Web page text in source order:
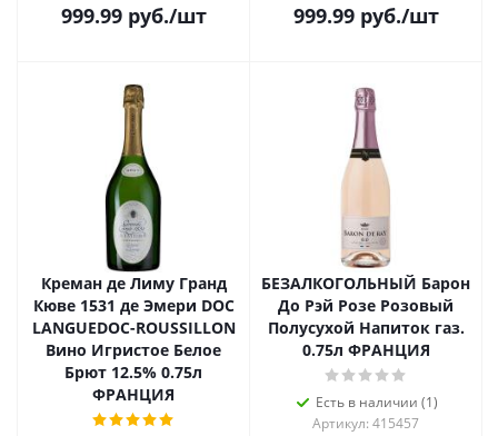
999.99руб./шт 999.99руб./шт
Креман де Лиму Гранд
Кюве 1531 де Эмери DOC
LANGUEDOC-ROUSSILLON
Вино Игристое Белое
Брют 12.5% 0.75л
ФРАНЦИЯ
БЕЗАЛКОГОЛЬНЫЙ Барон
До Рэй Розе Розовый
Полусухой Напиток газ.
0.75л ФРАНЦИЯ
Есть в наличии (1)
Артикул: 415457